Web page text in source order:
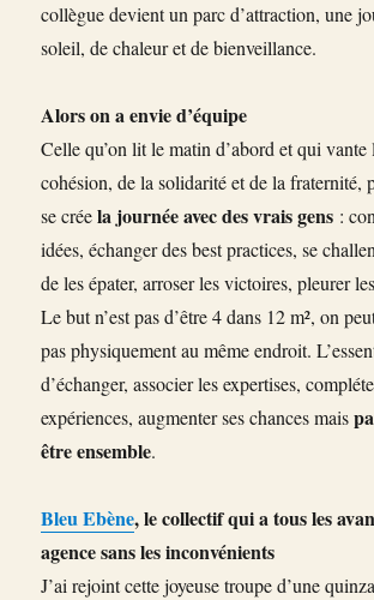
collègue devient un parc d’attraction, une
soleil, de chaleur et de bienveillance.
Alors on a envie d’équipe
Celle qu’on lit le matin d’abord et qui vante
cohésion, de la solidarité et de la fraternité,
se créela journée avec des vrais gens :
idées, échanger des best practices, se
de les épater, arroser les victoires, pleurer
Le but n’est pas d’être 4 dans 12 m², on
pas physiquement au même endroit.
d’échanger, associer les expertises,
expériences, augmenter ses chances mais
être ensemble.
Bleu Ebène, le collectif qui a tous les
agence sans les inconvénients
J’ai rejoint cette joyeuse troupe d’une